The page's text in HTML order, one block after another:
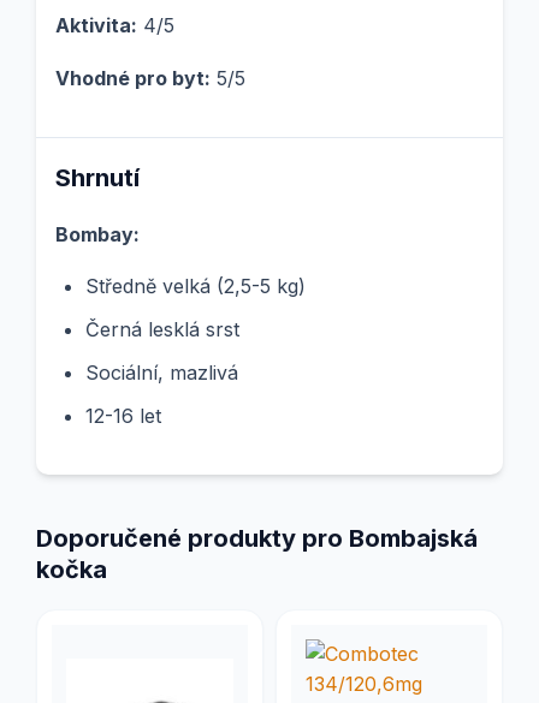
Aktivita: 4/5
Vhodné pro byt: 5/5
Shrnutí
Bombay:
Středně velká (2,5-5 kg)
Černá lesklá srst
Sociální, mazlivá
12-16 let
Doporučené produkty pro Bombajská
kočka